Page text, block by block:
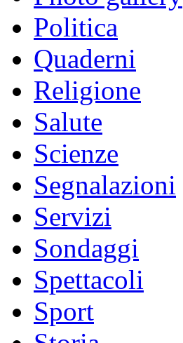
Politica
Quaderni
Religione
Salute
Scienze
Segnalazioni
Servizi
Sondaggi
Spettacoli
Sport